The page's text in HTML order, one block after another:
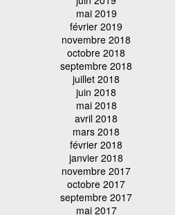
mai 2019
février 2019
novembre 2018
octobre 2018
septembre 2018
juillet 2018
juin 2018
mai 2018
avril 2018
mars 2018
février 2018
janvier 2018
novembre 2017
octobre 2017
septembre 2017
mai 2017